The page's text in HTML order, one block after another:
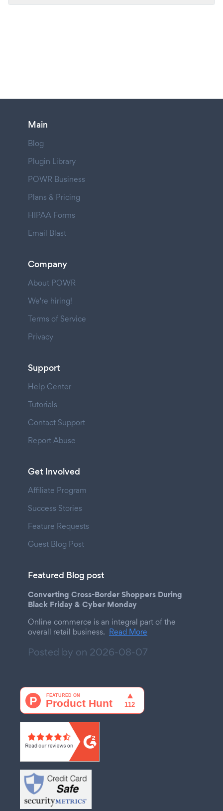
Main
Blog
Plugin Library
POWR Business
Plans & Pricing
HIPAA Forms
Email Blast
Company
About POWR
We're hiring!
Terms of Service
Privacy
Support
Help Center
Tutorials
Contact Support
Report Abuse
Get Involved
Affiliate Program
Success Stories
Feature Requests
Guest Blog Post
Featured Blog post
Converting Cross-Border Shoppers During
Black Friday & Cyber Monday
Online commerce is an integral part of the
overall retail business. Read More
Posted by on 2026-08-07